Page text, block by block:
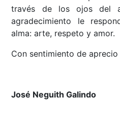
través de los ojos del
agradecimiento le
alma: arte, respeto y amor.
Con sentimiento de aprecio
José Neguith Galindo